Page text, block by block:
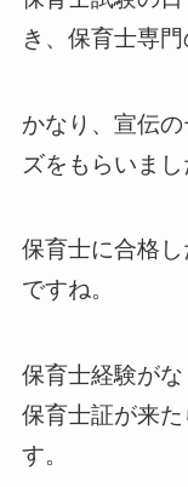
き、保育士専
かなり、宣伝
ズをもらいまし
保育士に合格
ですね。
保育士経験がな
保育士証が来
す。